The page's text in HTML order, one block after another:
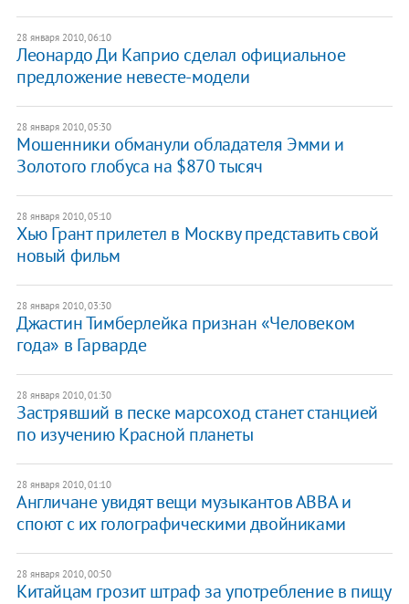
28 января 2010, 06:10
Леонардо Ди Каприо сделал официальное
предложение невесте-модели
28 января 2010, 05:30
Мошенники обманули обладателя Эмми и
Золотого глобуса на $870 тысяч
28 января 2010, 05:10
Хью Грант прилетел в Москву представить свой
новый фильм
28 января 2010, 03:30
Джастин Тимберлейка признан «Человеком
года» в Гарварде
28 января 2010, 01:30
Застрявший в песке марсоход станет станцией
по изучению Красной планеты
28 января 2010, 01:10
Англичане увидят вещи музыкантов АВВА и
споют с их голографическими двойниками
28 января 2010, 00:50
Китайцам грозит штраф за употребление в пищу